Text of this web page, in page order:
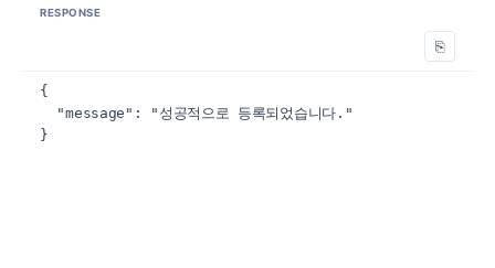
RESPONSE
⎘
{
}